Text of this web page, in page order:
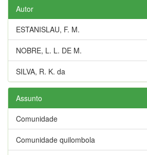
Autor
ESTANISLAU, F. M.
NOBRE, L. L. DE M.
SILVA, R. K. da
Assunto
Comunidade
Comunidade quilombola